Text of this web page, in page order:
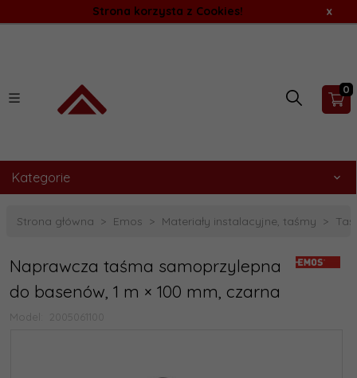
Strona korzysta z Cookies! x
0
Kategorie
Strona główna Emos Materiały instalacyjne, taśmy
Naprawcza taśma samoprzylepna
do basenów, 1 m × 100 mm, czarna
Model: 2005061100